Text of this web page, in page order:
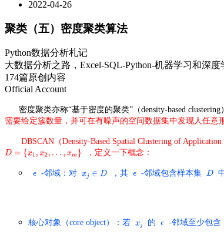
2022-04-26
聚类（五）密度聚类算法
Python数据分析札记
大数据分析之路，Excel-SQL-Python-机器学习和深
174篇原创内容
Official Account
密度聚类亦称“基于密度的聚类”（density-based
需要给定簇数量，并可在有噪声的空间数据集中发现人任意
DBSCAN（Density-Based Spatial Clustering of
，定义一下概念：
-邻域：对 ，其 -邻域包含样本集
核心对象（core object） ：若 的 -邻域至少包含